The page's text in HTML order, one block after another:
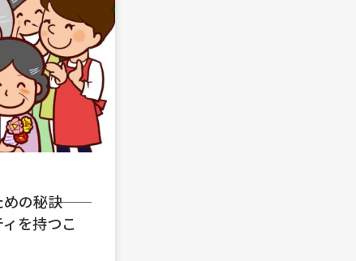
めの秘訣──
を持つこ